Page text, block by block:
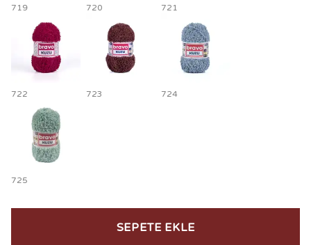
719 720 721
722 723 724
725
SEPETE EKLE